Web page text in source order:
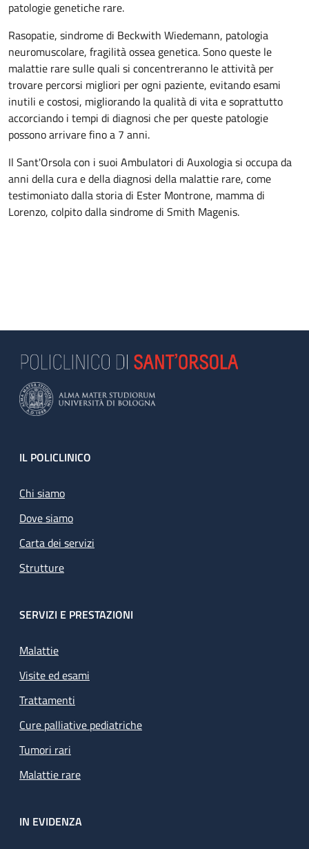
patologie genetiche rare.
Rasopatie, sindrome di Beckwith Wiedemann, patologia
neuromuscolare, fragilità ossea genetica. Sono queste le
malattie rare sulle quali si concentreranno le attività per
trovare percorsi migliori per ogni paziente, evitando esami
inutili e costosi, migliorando la qualità di vita e soprattutto
accorciando i tempi di diagnosi che per queste patologie
possono arrivare fino a 7 anni.
Il Sant'Orsola con i suoi Ambulatori di Auxologia si occupa da
anni della cura e della diagnosi della malattie rare, come
testimoniato dalla storia di Ester Montrone, mamma di
Lorenzo, colpito dalla sindrome di Smith Magenis.
Footer
IL POLICLINICO
Chi siamo
Dove siamo
Carta dei servizi
Strutture
SERVIZI E PRESTAZIONI
Malattie
Visite ed esami
Trattamenti
Cure palliative pediatriche
Tumori rari
Malattie rare
IN EVIDENZA